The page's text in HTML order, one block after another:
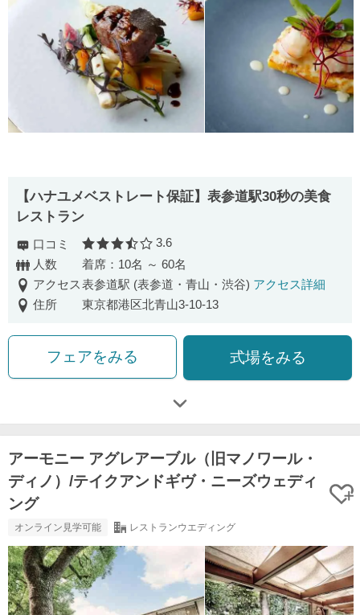
【ハナユメベストレート保証】表参道駅30秒の美食
レストラン
口コミ 口コミ評価
3.6
人数
着席：10名 ～ 60名
アクセス表参道駅 (表参道・青山・渋谷) アクセス詳細
住所
東京都港区北青山3-10-13
フェアをみる 式場をみる
アーモニー アグレアーブル（旧マノワール・
ディノ）/テイクアンドギヴ・ニーズウェディ
ング
オンライン見学可能 レストランウエディング